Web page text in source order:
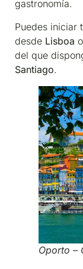
gastronomía.
Puedes iniciar
desde Lisboa
del que
Santiago.
Oporto –